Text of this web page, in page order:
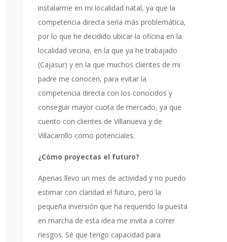
instalarme en mi localidad natal, ya que la
competencia directa sería más problemática,
por lo que he decidido ubicar la oficina en la
localidad vecina, en la que ya he trabajado
(Cajasur) y en la que muchos clientes de mi
padre me conocen, para evitar la
competencia directa con los conocidos y
conseguir mayor cuota de mercado, ya que
cuento con clientes de Villanueva y de
Villacarrillo como potenciales.
¿Cómo proyectas el futuro?
Apenas llevo un mes de actividad y no puedo
estimar con claridad el futuro, pero la
pequeña inversión que ha requerido la puesta
en marcha de esta idea me invita a correr
riesgos. Sé que tengo capacidad para